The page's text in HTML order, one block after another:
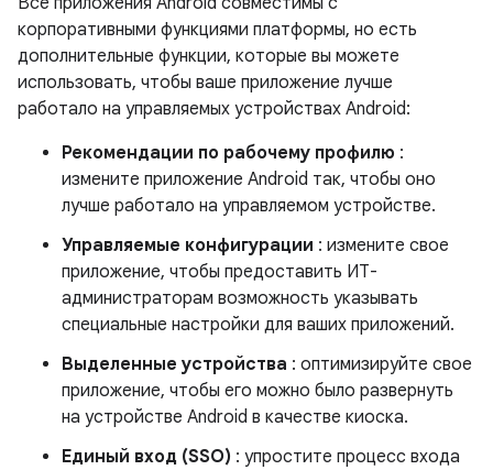
корпоративными функциями платформы, но есть
дополнительные функции, которые вы можете
использовать, чтобы ваше приложение лучше
работало на управляемых устройствах Android:
Рекомендации по рабочему профилю :
измените приложение Android так, чтобы оно
лучше работало на управляемом устройстве.
Управляемые конфигурации : измените свое
приложение, чтобы предоставить ИТ-
администраторам возможность указывать
специальные настройки для ваших приложений.
Выделенные устройства : оптимизируйте свое
приложение, чтобы его можно было развернуть
на устройстве Android в качестве киоска.
Единый вход (SSO) : упростите процесс входа